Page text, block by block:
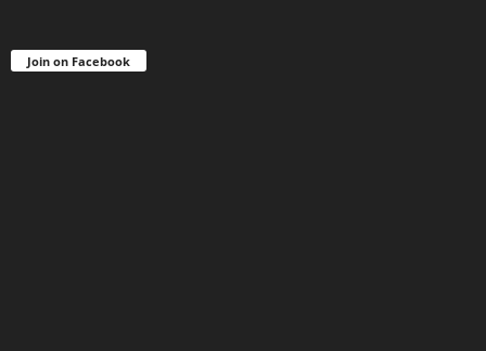
Join on Facebook